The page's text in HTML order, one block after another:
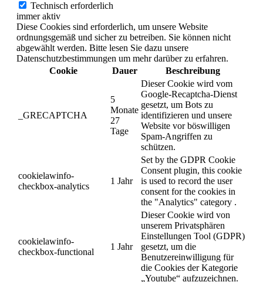
Technisch erforderlich
immer aktiv
Diese Cookies sind erforderlich, um unsere Website
ordnungsgemäß und sicher zu betreiben. Sie können nicht
abgewählt werden. Bitte lesen Sie dazu unsere
Datenschutzbestimmungen um mehr darüber zu erfahren.
Cookie
Dauer Beschreibung
_GRECAPTCHA
5
Monate
27
Tage
Dieser Cookie wird vom
Google-Recaptcha-Dienst
gesetzt, um Bots zu
identifizieren und unsere
Website vor böswilligen
Spam-Angriffen zu
schützen.
cookielawinfo-
checkbox-analytics
1 Jahr
Set by the GDPR Cookie
Consent plugin, this cookie
is used to record the user
consent for the cookies in
the "Analytics" category .
cookielawinfo-
checkbox-functional
1 Jahr
Dieser Cookie wird von
unserem Privatsphären
Einstellungen Tool (GDPR)
gesetzt, um die
Benutzereinwilligung für
die Cookies der Kategorie
„Youtube“ aufzuzeichnen.